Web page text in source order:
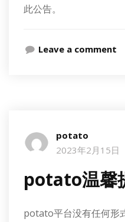
此公告。
Leave a comment
potato
2023年2月15日
potato温馨
potato平台没有任何形